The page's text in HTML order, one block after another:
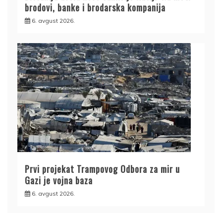
brodovi, banke i brodarska kompanija
6. avgust 2026.
Prvi projekat Trampovog Odbora za mir u
Gazi je vojna baza
6. avgust 2026.